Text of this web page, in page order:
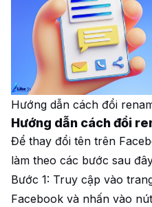
Hướng dẫn cách đổi
Hướng dẫn cách đổi
Để thay đổi tên trên
làm theo các bước sau
Bước 1: Truy cập vào
Facebook và nhấn vào